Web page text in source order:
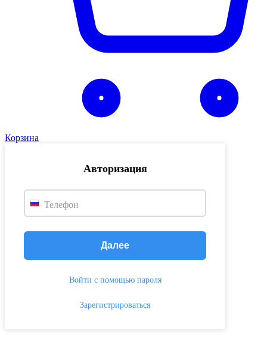
Корзина
Авторизация
Телефон
Далее
Войти с помощью пароля
Зарегистрироваться